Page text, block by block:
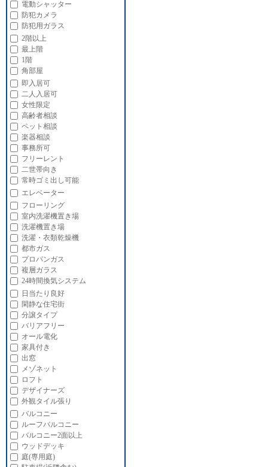
電動シャッター
防犯カメラ
防犯用ガラス
2階以上
最上階
1階
角部屋
即入居可
二人入居可
女性限定
高齢者相談
ペット相談
楽器相談
事務所可
フリーレント
二世帯向き
常時ゴミ出し可能
エレベーター
フローリング
室内洗濯機置き場
洗濯機置き場
洗濯・衣類乾燥機
都市ガス
プロパンガス
複層ガラス
24時間換気システム
日当たり良好
閑静な住宅街
分譲タイプ
バリアフリー
オール電化
家具付き
出窓
メゾネット
ロフト
デザイナーズ
外観タイル張り
バルコニー
ルーフバルコニー
バルコニー2面以上
ウッドデッキ
庭(専用庭)